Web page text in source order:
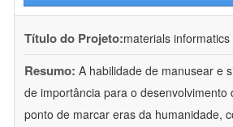
Título do Projeto:materials informatics
Resumo: A habilidade de manusear e
de importância para o desenvolvimento
ponto de marcar eras da humanidade,